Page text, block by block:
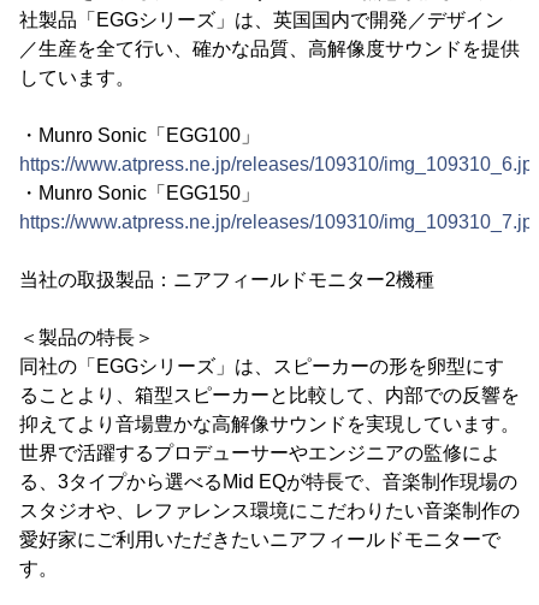
社製品「EGGシリーズ」は、英国国内で開発／デザイン
／生産を全て行い、確かな品質、高解像度サウンドを提供
しています。
・Munro Sonic「EGG100」
https://www.atpress.ne.jp/releases/109310/
・Munro Sonic「EGG150」
https://www.atpress.ne.jp/releases/109310/
当社の取扱製品：ニアフィールドモニター2機種
＜製品の特長＞
同社の「EGGシリーズ」は、スピーカーの形を卵型にす
ることより、箱型スピーカーと比較して、内部での反響を
抑えてより音場豊かな高解像サウンドを実現しています。
世界で活躍するプロデューサーやエンジニアの監修によ
る、3タイプから選べるMid EQが特長で、音楽制作現場の
スタジオや、レファレンス環境にこだわりたい音楽制作の
愛好家にご利用いただきたいニアフィールドモニターで
す。